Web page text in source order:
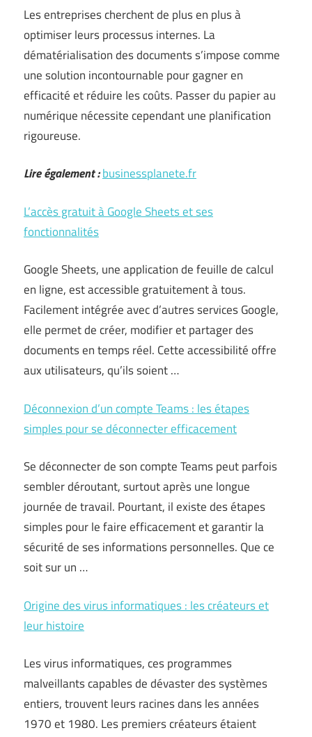
Les entreprises cherchent de plus en plus à
optimiser leurs processus internes. La
dématérialisation des documents s’impose comme
une solution incontournable pour gagner en
efficacité et réduire les coûts. Passer du papier au
numérique nécessite cependant une planification
rigoureuse.
Lire également :businessplanete.fr
L’accès gratuit à Google Sheets et ses
fonctionnalités
Google Sheets, une application de feuille de calcul
en ligne, est accessible gratuitement à tous.
Facilement intégrée avec d’autres services Google,
elle permet de créer, modifier et partager des
documents en temps réel. Cette accessibilité offre
aux utilisateurs, qu’ils soient …
Déconnexion d’un compte Teams : les étapes
simples pour se déconnecter efficacement
Se déconnecter de son compte Teams peut parfois
sembler déroutant, surtout après une longue
journée de travail. Pourtant, il existe des étapes
simples pour le faire efficacement et garantir la
sécurité de ses informations personnelles. Que ce
soit sur un …
Origine des virus informatiques : les créateurs et
leur histoire
Les virus informatiques, ces programmes
malveillants capables de dévaster des systèmes
entiers, trouvent leurs racines dans les années
1970 et 1980. Les premiers créateurs étaient